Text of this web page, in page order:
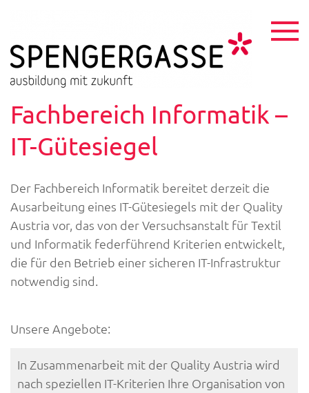
content
Fachbereich Informatik –
IT-Gütesiegel
Der Fachbereich Informatik bereitet derzeit die
Ausarbeitung eines IT-Gütesiegels mit der Quality
Austria vor, das von der Versuchsanstalt für Textil
und Informatik federführend Kriterien entwickelt,
die für den Betrieb einer sicheren IT-Infrastruktur
notwendig sind.
Unsere Angebote:
In Zusammenarbeit mit der Quality Austria wird
nach speziellen IT-Kriterien Ihre Organisation von